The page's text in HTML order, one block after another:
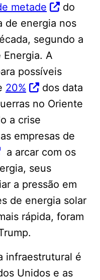
metade
do
de energia nos
segundo a
A
possíveis
20%
dos data
no Oriente
a crise
empresas de
a arcar com os
seus
a pressão em
de energia solar
rápida, foram
infraestrutural é
Unidos e as